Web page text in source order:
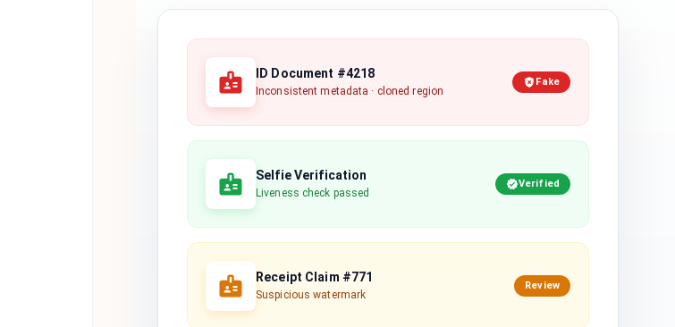
ID Document #4218
Inconsistent metadata · cloned region
Fake
Selfie Verification
Liveness check passed
Verified
Receipt Claim #771
Suspicious watermark
Review